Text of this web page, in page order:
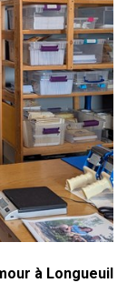
à Longueuil